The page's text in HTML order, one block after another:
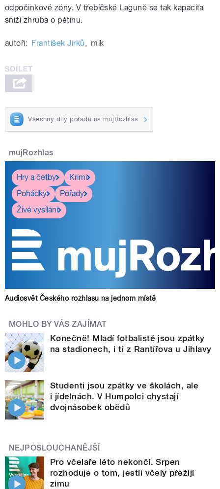
odpočinkové zóny. V třebíčské Laguně se tak kapacita
sníží zhruba o pětinu.
autoři: František Jirků, mik
Všechny díly pořadu na mujRozhlas
mujRozhlas
Hry a četby
Krimi
Pohádky
Pořady
Živé vysílání
Audiosvět Českého rozhlasu na jednom místě
MOHLO BY VÁS ZAJÍMAT
Konečně! Mladí fotbalisté jsou zpátky
na stadionech, i ti z Rantířova u Jihlavy
Studenti jsou zpátky ve školách, ale
i jídelnách. V Humpolci chystají
dvojnásobek obědů
NEJPOSLOUCHANĚJŠÍ
Pro včelaře léto nekončí. Srpen
rozhoduje o tom, jestli včely přežijí
zimu